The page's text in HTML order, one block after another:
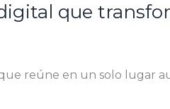
que
reúne en un solo lugar